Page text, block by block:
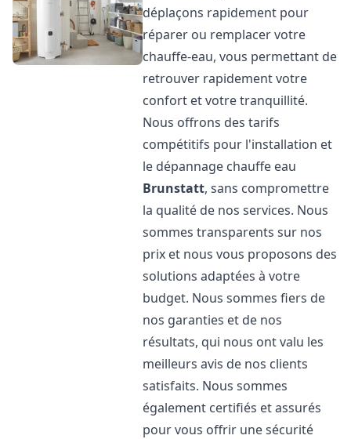
déplaçons rapidement pour
réparer ou remplacer votre
chauffe-eau, vous permettant de
retrouver rapidement votre
confort et votre tranquillité.
Nous offrons des tarifs
compétitifs pour l'installation et
le dépannage chauffe eau
Brunstatt, sans compromettre
la qualité de nos services. Nous
sommes transparents sur nos
prix et nous vous proposons des
solutions adaptées à votre
budget. Nous sommes fiers de
nos garanties et de nos
résultats, qui nous ont valu les
meilleurs avis de nos clients
satisfaits. Nous sommes
également certifiés et assurés
pour vous offrir une sécurité